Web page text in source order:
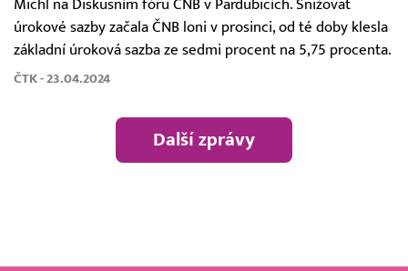
Michl na Diskusním fóru ČNB v Pardubicích. Snižovat
úrokové sazby začala ČNB loni v prosinci, od té doby klesla
základní úroková sazba ze sedmi procent na 5,75 procenta.
ČTK - 23.04.2024
Další zprávy